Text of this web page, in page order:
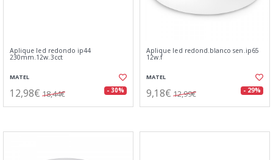
Aplique led redondo ip44
230mm.12w.3cct
MATEL
12,98€ 18,44€ - 30%
Aplique led redond.blanco sen.ip65
12w.f
MATEL
9,18€ 12,99€ - 29%